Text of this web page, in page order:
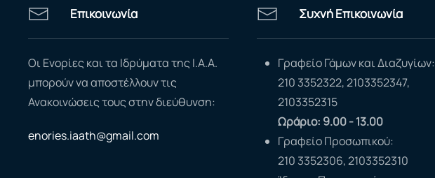
Επικοινωνία
Οι Ενορίες και τα Ιδρύματα της Ι.Α.Α.
μπορούν να αποστέλλουν τις
Ανακοινώσεις τους στην διεύθυνση:
enories.iaath@gmail.com
Συχνή Επικοινωνία
Γραφείο Γάμων και Διαζυγίων:
210 3352322, 2103352347,
2103352315
Ωράριο: 9.00 - 13.00
Γραφείο Προσωπικού:
210 3352306, 2103352310